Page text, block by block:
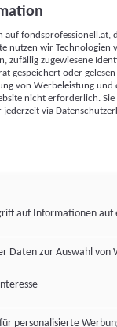
Werbeleistung
(z. B. login-
mit anderen
usw.) auf
werden, um es
oder einer Webseite
hier aufgeführten
auf
nutzen wir Technologien
zufällig zugewiesene
gespeichert oder
von Werbeleistung
nicht erforderlich.
via
auf Informationen auf
Daten zur Auswahl von
personalisierte